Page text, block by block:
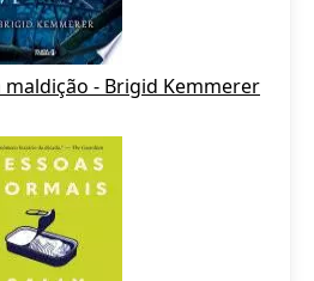
- Brigid Kemmerer